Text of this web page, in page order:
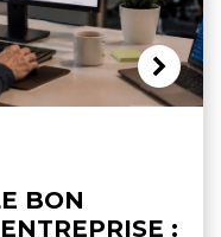
BON
: